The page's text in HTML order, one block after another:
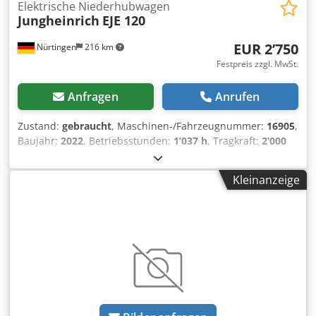
Nürtingen 216 km
Elektrische Niederhubwagen
Jungheinrich EJE 120
EUR 2’750
Festpreis zzgl. MwSt.
Anfragen Anrufen
Zustand: gebraucht, Maschinen-/Fahrzeugnummer: 16905,
Baujahr: 2022, Betriebsstunden: 1’037 h, Tragkraft: 2’000
, Lastschwerpunkt:
Kraftstofftyp:elektrisch, Masttyp:Sonstige, Bauhöhe:
, Gabellänge:1’150 mm,
Kleinanzeige